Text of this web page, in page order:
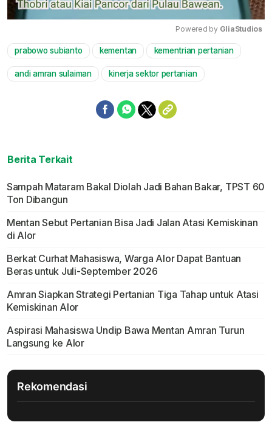
Mute
Powered by GliaStudios
prabowo subianto kementan kementrian pertanian
andi amran sulaiman kinerja sektor pertanian
Berita Terkait
Sampah Mataram Bakal Diolah Jadi Bahan Bakar, TPST 60
Ton Dibangun
Mentan Sebut Pertanian Bisa Jadi Jalan Atasi Kemiskinan
di Alor
Berkat Curhat Mahasiswa, Warga Alor Dapat Bantuan
Beras untuk Juli-September 2026
Amran Siapkan Strategi Pertanian Tiga Tahap untuk Atasi
Kemiskinan Alor
Aspirasi Mahasiswa Undip Bawa Mentan Amran Turun
Langsung ke Alor
Rekomendasi